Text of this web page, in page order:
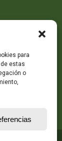
para
estas
o